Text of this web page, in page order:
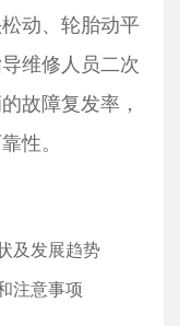
动、轮胎动平
维修人员二次
故障复发率，
性。
及发展趋势
注意事项